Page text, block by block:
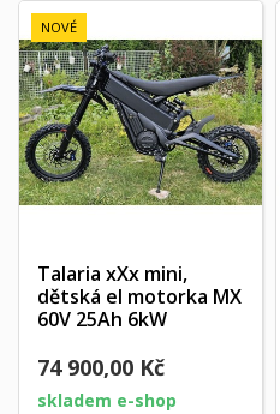
NOVÉ
Talaria xXx mini,
dětská el motorka MX
60V 25Ah 6kW
74 900,00 Kč
skladem e-shop